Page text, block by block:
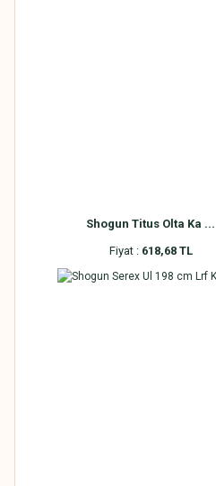
Shogun Titus Olta Ka ...
Fiyat : 618,68 TL